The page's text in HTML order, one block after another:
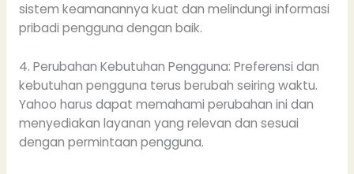
sistem keamanannya kuat dan melindungi informasi
pribadi pengguna dengan baik.
4. Perubahan Kebutuhan Pengguna: Preferensi dan
kebutuhan pengguna terus berubah seiring waktu.
Yahoo harus dapat memahami perubahan ini dan
menyediakan layanan yang relevan dan sesuai
dengan permintaan pengguna.